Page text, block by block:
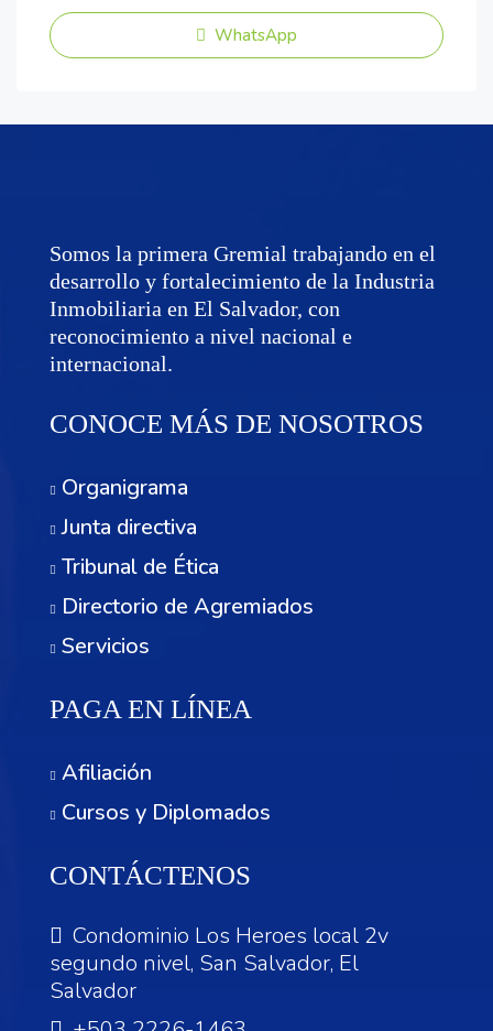
WhatsApp
Somos la primera Gremial trabajando en el
desarrollo y fortalecimiento de la Industria
Inmobiliaria en El Salvador, con
reconocimiento a nivel nacional e
internacional.
CONOCE MÁS DE NOSOTROS
Organigrama
Junta directiva
Tribunal de Ética
Directorio de Agremiados
Servicios
PAGA EN LÍNEA
Afiliación
Cursos y Diplomados
CONTÁCTENOS
Condominio Los Heroes local 2v
segundo nivel, San Salvador, El
Salvador